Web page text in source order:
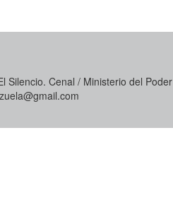
Silencio. Cenal / Ministerio del Poder